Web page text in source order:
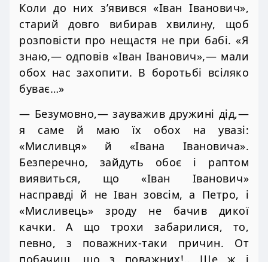
Коли до них з’явився «Іван Іванович»,
старий довго вибирав хвилину, щоб
розповісти про нещастя не при бабі. «Я
знаю,— одповів «Іван Іванович»,— мали
обох нас захопити. В боротьбі всіляко
буває…»
— Безумовно,— зауважив дружині дід,—
я саме й маю їх обох на увазі:
«Мисливця» й «Івана Івановича».
Безперечно, зайдуть обоє і раптом
виявиться, що «Іван Іванович»
насправді й не Іван зовсім, а Петро, і
«Мисливець» зроду не бачив дикої
качки. А що трохи забарилися, то,
певно, з поважних-таки причин. От